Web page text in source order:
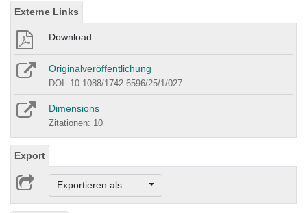
Externe Links
Download
Originalveröffentlichung
DOI: 10.1088/1742-6596/25/1/027
Dimensions
Zitationen: 10
Export
Exportieren als ...